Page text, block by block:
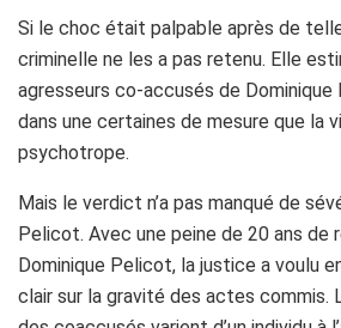
Si le choc était palpable après de
criminelle ne les a pas retenu. Elle
agresseurs co-accusés de
dans une certaines de mesure que la
psychotrope.
Mais le verdict n’a pas manqué de
Pelicot. Avec une peine de 20 ans de
Dominique Pelicot, la justice a voulu
clair sur la gravité des actes commis.